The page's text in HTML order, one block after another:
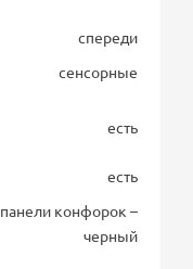
спереди
сенсорные
есть
есть
панели конфорок –
черный